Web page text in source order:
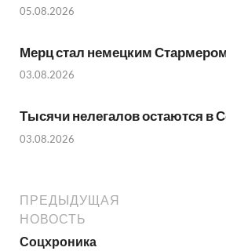
05.08.2026
Мерц стал немецким
03.08.2026
Тысячи нелегалов остаются в
03.08.2026
ПРЕДЫДУЩАЯ
НОВОСТЬ
Соцхроника